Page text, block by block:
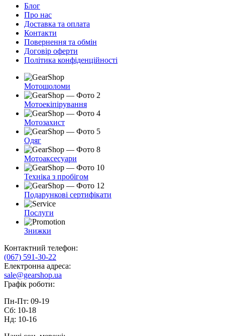
Блог
Про нас
Доставка та оплата
Контакти
Повернення та обмін
Договір оферти
Політика конфіденційності
Мотошоломи
Мотоекіпірування
Мотозахист
Одяг
Мотоаксесуари
Техніка з пробігом
Подарункові сертифікати
Послуги
Знижки
Контактний телефон:
(067) 591-30-22
Електронна адреса:
sale@gearshop.ua
Графік роботи:
Пн-Пт: 09-19
Сб: 10-18
Нд: 10-16